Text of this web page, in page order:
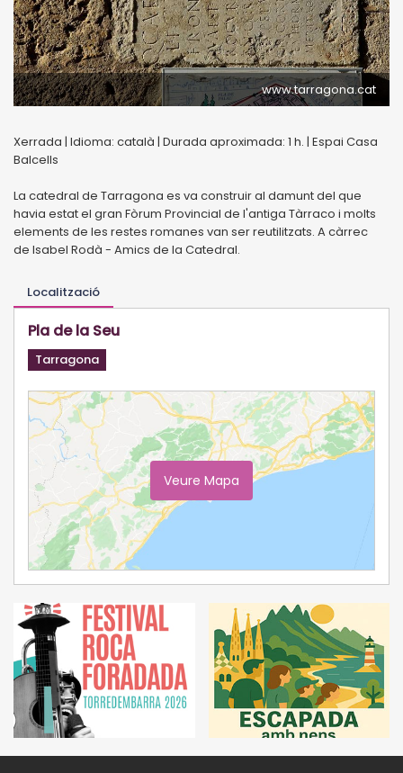
www.tarragona.cat
Xerrada | Idioma: català | Durada aproximada: 1 h. | Espai Casa
Balcells
La catedral de Tarragona es va construir al damunt del que
havia estat el gran Fòrum Provincial de l'antiga Tàrraco i molts
elements de les restes romanes van ser reutilitzats. A càrrec
de Isabel Rodà - Amics de la Catedral.
Localització
Pla de la Seu
Tarragona
Veure Mapa